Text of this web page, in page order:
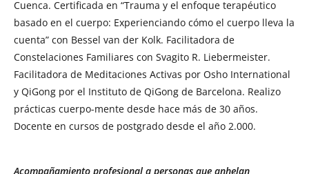
Cuenca. Certificada en “Trauma y el enfoque terapéutico
basado en el cuerpo: Experienciando cómo el cuerpo lleva la
cuenta” con Bessel van der Kolk. Facilitadora de
Constelaciones Familiares con Svagito R. Liebermeister.
Facilitadora de Meditaciones Activas por Osho International
y QiGong por el Instituto de QiGong de Barcelona. Realizo
prácticas cuerpo-mente desde hace más de 30 años.
Docente en cursos de postgrado desde el año 2.000.
Acompañamiento profesional a personas que anhelan